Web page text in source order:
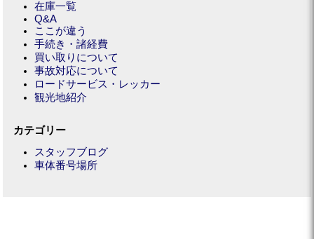
在庫一覧
Q&A
ここが違う
手続き・諸経費
買い取りについて
事故対応について
ロードサービス・レッカー
観光地紹介
カテゴリー
スタッフブログ
車体番号場所